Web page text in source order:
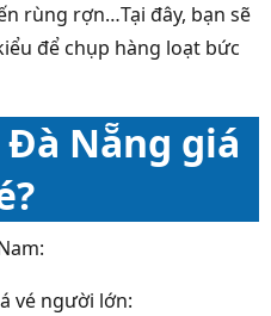
rùng rợn…Tại đây, bạn sẽ
để chụp hàng loạt bức
Nẵng giá
vé người lớn: